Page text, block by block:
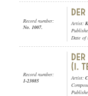
Record number:
No. 1007.
Artist:
Date of
Record number:
1-23085
Artist: